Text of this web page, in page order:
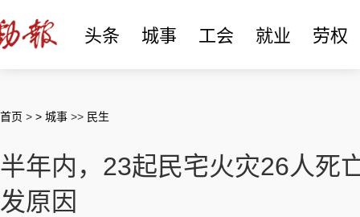
头条 城事 工会 就业 劳权
首页 > > 城事 >> 民生
半年内，23起民宅火灾26人死
发原因